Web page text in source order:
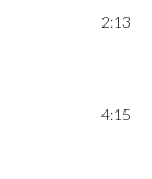
2:13
4:15